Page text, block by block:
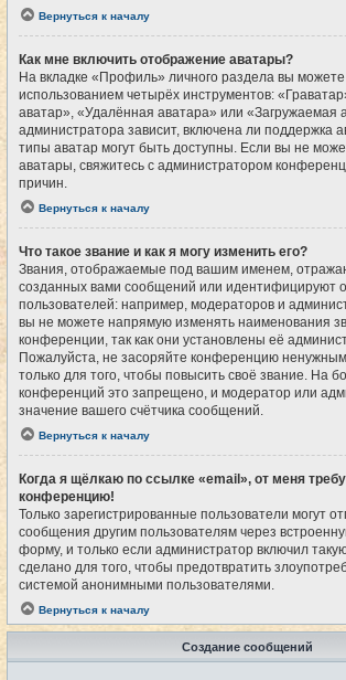
Вернуться к началу
Как мне включить отображение аватары?
На вкладке «Профиль» личного раздела вы можете
использованием четырёх инструментов:
аватар», «Удалённая аватара» или «Загружаемая
администратора зависит, включена ли поддержка
типы аватар могут быть доступны. Если вы не
аватары, свяжитесь с администратором
причин.
Вернуться к началу
Что такое звание и как я могу изменить его?
Звания, отображаемые под вашим именем,
созданных вами сообщений или идентифицируют
пользователей: например, модераторов и
вы не можете напрямую изменять наименования
конференции, так как они установлены её
Пожалуйста, не засоряйте конференцию
только для того, чтобы повысить своё звание. На
конференций это запрещено, и модератор или
значение вашего счётчика сообщений.
Вернуться к началу
Когда я щёлкаю по ссылке «email», от меня
конференцию!
Только зарегистрированные пользователи могут
сообщения другим пользователям через
форму, и только если администратор включил
сделано для того, чтобы предотвратить
системой анонимными пользователями.
Вернуться к началу
Создание сообщений